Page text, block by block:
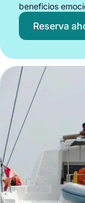
beneficios
Reserva